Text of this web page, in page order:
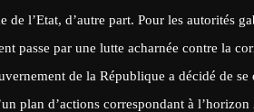
de l’Etat, d’autre part. Pour les autorités
passe par une lutte acharnée contre la
de la République a décidé de
plan d’actions correspondant à l’horizon